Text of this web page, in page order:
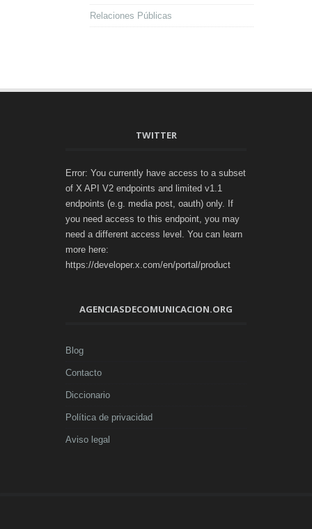
Relaciones Públicas
TWITTER
Error: You currently have access to a subset
of X API V2 endpoints and limited v1.1
endpoints (e.g. media post, oauth) only. If
you need access to this endpoint, you may
need a different access level. You can learn
more here:
https://developer.x.com/en/portal/product
AGENCIASDECOMUNICACION.ORG
Blog
Contacto
Diccionario
Política de privacidad
Aviso legal